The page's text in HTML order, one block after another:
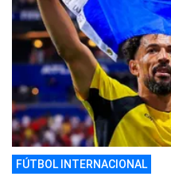
FÚTBOL INTERNACIONAL